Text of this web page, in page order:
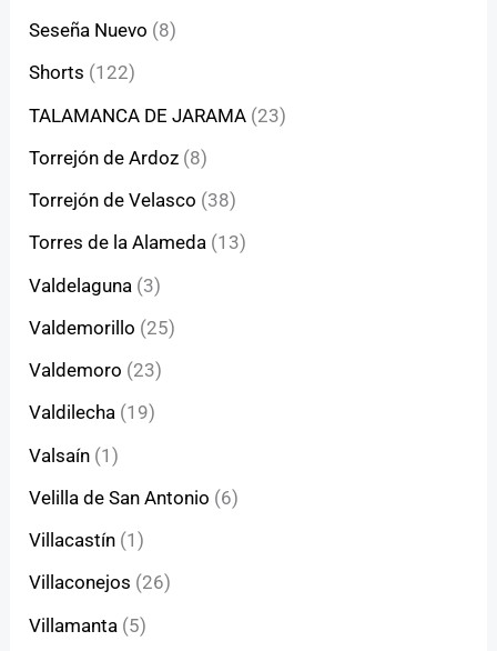
Seseña Nuevo (8)
Shorts (122)
TALAMANCA DE JARAMA (23)
Torrejón de Ardoz (8)
Torrejón de Velasco (38)
Torres de la Alameda (13)
Valdelaguna (3)
Valdemorillo (25)
Valdemoro (23)
Valdilecha (19)
Valsaín (1)
Velilla de San Antonio (6)
Villacastín (1)
Villaconejos (26)
Villamanta (5)